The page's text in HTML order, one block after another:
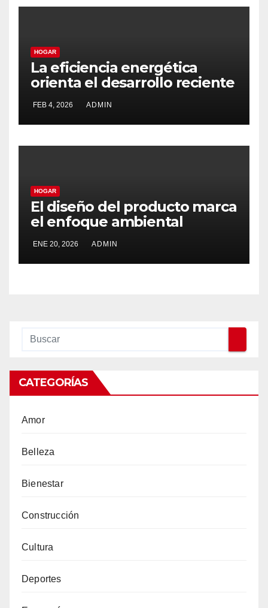
HOGAR
La eficiencia energética
orienta el desarrollo reciente
de Teka
FEB 4, 2026 ADMIN
HOGAR
El diseño del producto marca
el enfoque ambiental
aplicado por Teka
ENE 20, 2026 ADMIN
CATEGORÍAS
Amor
Belleza
Bienestar
Construcción
Cultura
Deportes